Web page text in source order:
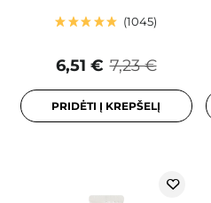
1045
7,23 €
6,51 €
PRIDĖTI Į KREPŠELĮ